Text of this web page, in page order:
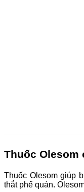
Thuốc Olesom
Thuốc Olesom giúp
thắt phế quản.